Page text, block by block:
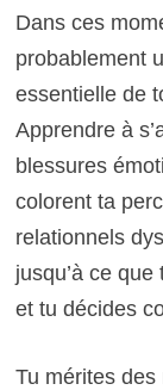
Dans ces
probablement
essentielle de
Apprendre à
blessures
colorent ta
relationnels
jusqu’à ce
et tu décides
Tu mérites